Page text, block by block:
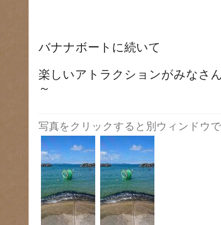
バナナボートに続いて
楽しいアトラクションがみなさ
～
写真をクリックすると別ウィンドウ